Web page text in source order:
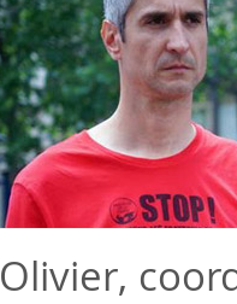
Olivier,